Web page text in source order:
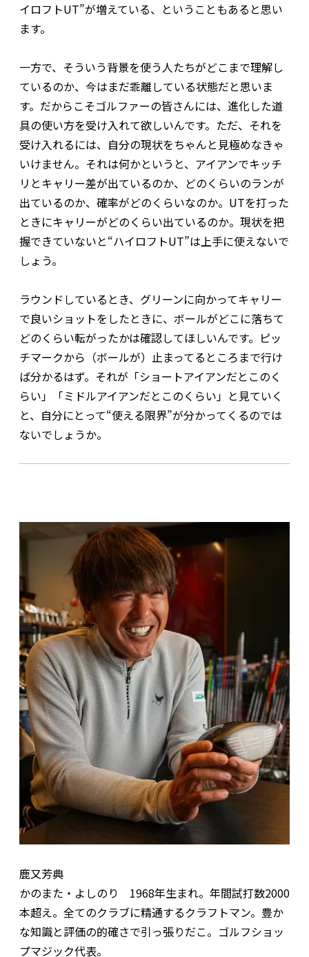
イロフトUT”が増えている、ということもあると思い
ます。
一方で、そういう背景を使う人たちがどこまで理解し
ているのか、今はまだ乖離している状態だと思いま
す。だからこそゴルファーの皆さんには、進化した道
具の使い方を受け入れて欲しいんです。ただ、それを
受け入れるには、自分の現状をちゃんと見極めなきゃ
いけません。それは何かというと、アイアンでキッチ
リとキャリー差が出ているのか、どのくらいのランが
出ているのか、確率がどのくらいなのか。UTを打った
ときにキャリーがどのくらい出ているのか。現状を把
握できていないと“ハイロフトUT”は上手に使えないで
しょう。
ラウンドしているとき、グリーンに向かってキャリー
で良いショットをしたときに、ボールがどこに落ちて
どのくらい転がったかは確認してほしいんです。ピッ
チマークから（ボールが）止まってるところまで行け
ば分かるはず。それが「ショートアイアンだとこのく
らい」「ミドルアイアンだとこのくらい」と見ていく
と、自分にとって“使える限界”が分かってくるのでは
ないでしょうか。
鹿又芳典
かのまた・よしのり 1968年生まれ。年間試打数2000
本超え。全てのクラブに精通するクラフトマン。豊か
な知識と評価の的確さで引っ張りだこ。ゴルフショッ
プマジック代表。